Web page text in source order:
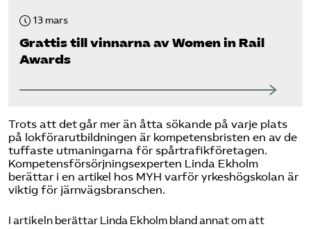
13 mars
Grattis till vinnarna av Women in Rail
Awards
Trots att det går mer än åtta sökande på varje plats
på lokförarutbildningen är kompetensbristen en av de
tuffaste utmaningarna för spårtrafikföretagen.
Kompetensförsörjningsexperten Linda Ekholm
berättar i en artikel hos MYH varför yrkeshögskolan är
viktig för järnvägsbranschen.
I artikeln berättar Linda Ekholm bland annat om att